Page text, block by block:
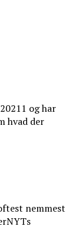
og har
hvad der
nemmest